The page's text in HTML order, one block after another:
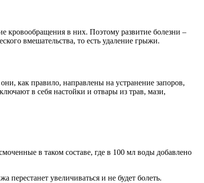
кровообращения в них. Поэтому развитие болезни –
вмешательства, то есть удаление грыжи.
как правило, направлены на устранение запоров,
в себя настойки и отвары из трав, мази,
в таком составе, где в 100 мл воды добавлено
увеличиваться и не будет болеть.